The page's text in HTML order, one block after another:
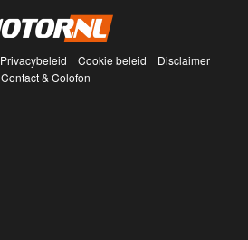
Privacybeleid Cookie beleid
Disclaimer
Contact & Colofon